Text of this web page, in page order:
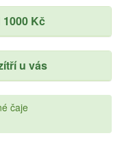
Kč
u vás
čaje